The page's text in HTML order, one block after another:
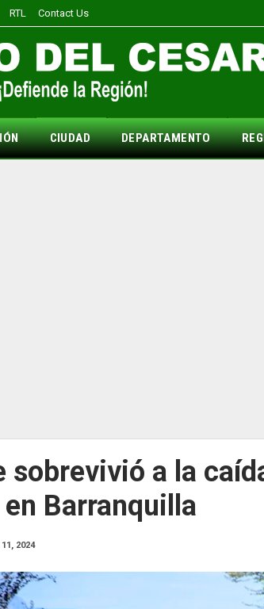
RTL Contact Us
CIUDAD DEPARTAMENTO
sobrevivió a la
Barranquilla
2024